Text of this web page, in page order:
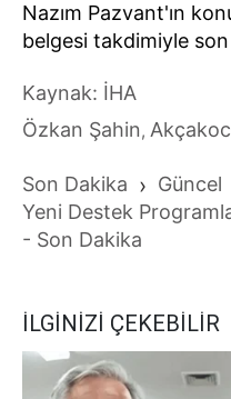
Nazım Pazvant'ın
belgesi takdimiyle
Kaynak: İHA
Özkan Şahin,
Son Dakika › Güncel
Yeni Destek
- Son Dakika